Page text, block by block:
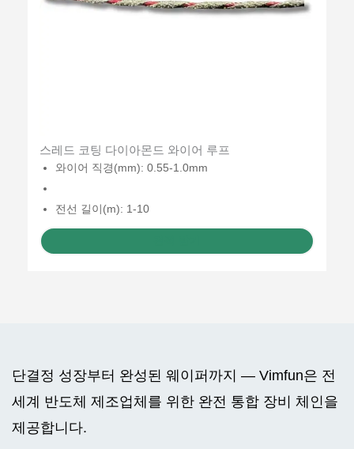
스레드 코팅 다이아몬드 와이어 루프
와이어 직경(mm): 0.55-1.0mm
전선 길이(m): 1-10
단결정 성장부터 완성된 웨이퍼까지 — Vimfun은 전
세계 반도체 제조업체를 위한 완전 통합 장비 체인을
제공합니다.